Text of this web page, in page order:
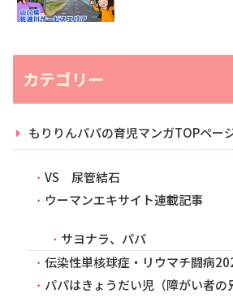
カテゴリー
もりりんパパの育児マンガTOPペー
VS 尿管結石
ウーマンエキサイト連載記事
サヨナラ、パパ
伝染性単核球症・リウマチ闘病
パパはきょうだい児（障がい者の